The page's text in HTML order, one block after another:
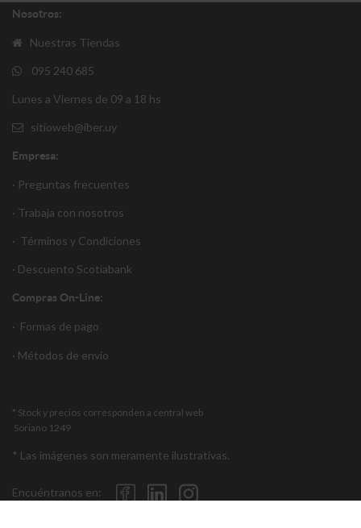
Nosotros:
Nuestras Tiendas
095 240 685
Lunes a Viernes de 09 a 18 hs
sitioweb@iber.uy
Empresa:
· Preguntas frecuentes
· Trabaja con nosotros
· Términos y Condiciones
· Descuento Scotiabank
Compras On-Line:
· Formas de pago
· Métodos de envío
* Stock y precios corresponden a central web
Soriano 1249
* Las imágenes son meramente ilustrativas.
Encuéntranos en: